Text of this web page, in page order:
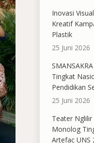
Inovasi
Kreatif
Plastik
25 Juni 2026
Tingkat
Pendidikan
25 Juni 2026
Teater Nglilir
Monolog
Artefac UNS